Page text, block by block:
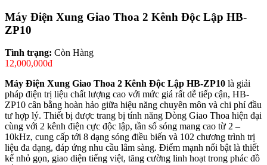
Máy Điện Xung Giao Thoa 2 Kênh Độc Lập HB-
ZP10
Tình trạng: Còn Hàng
12,000,000đ
Máy Điện Xung Giao Thoa 2 Kênh Độc Lập HB-ZP10 là giải
pháp điện trị liệu chất lượng cao với mức giá rất dễ tiếp cận, HB-
ZP10 cân bằng hoàn hảo giữa hiệu năng chuyên môn và chi phí đầu
tư hợp lý. Thiết bị được trang bị tính năng Dòng Giao Thoa hiện đại
cùng với 2 kênh điện cực độc lập, tần số sóng mang cao từ 2 –
10kHz, cung cấp tới 8 dạng sóng điều biến và 102 chương trình trị
liệu đa dạng, đáp ứng nhu cầu lâm sàng. Điểm mạnh nổi bật là thiết
kế nhỏ gọn, giao diện tiếng việt, tăng cường linh hoạt trong phác đồ